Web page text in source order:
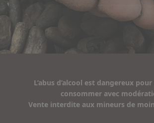
L’abus d’alcool est dangereux
consommer avec
Vente interdite aux mineurs de